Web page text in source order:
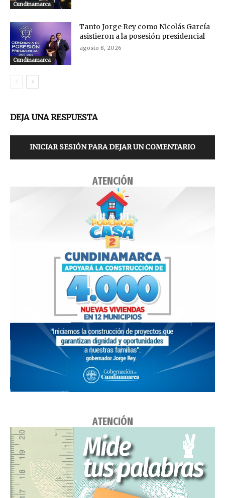
Cundinamarca
Cundinamarca
Tanto Jorge Rey como Nicolás García
asistieron a la posesión presidencial
agosto 8, 2026
DEJA UNA RESPUESTA
INICIAR SESIÓN PARA DEJAR UN COMENTARIO
ATENCIÓN
ATENCIÓN